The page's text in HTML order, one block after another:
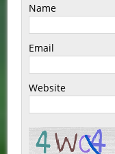
Name
Email
Website